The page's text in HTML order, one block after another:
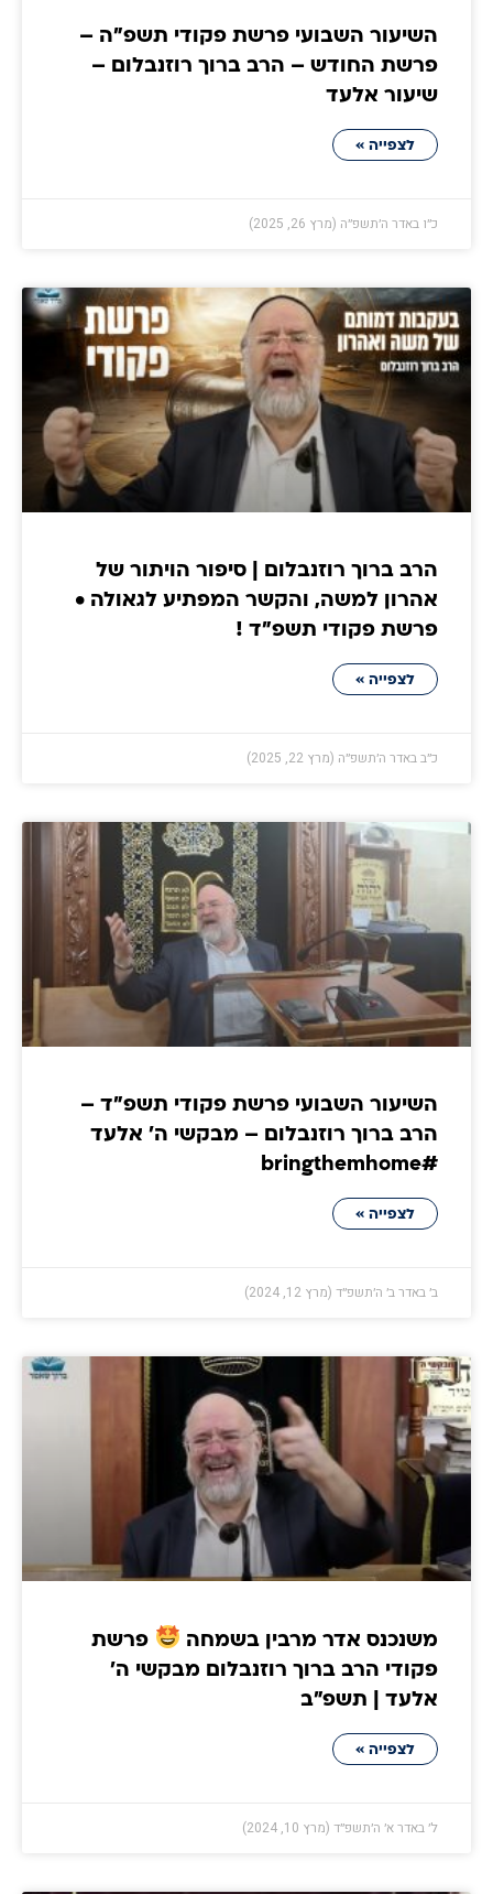
השיעור השבועי פרשת פקודי תשפ"ה –
פרשת החודש – הרב ברוך רוזנבלום –
שיעור אלעד
לצפייה »
כ״ו באדר ה׳תשפ״ה (מרץ 26, 2025)
הרב ברוך רוזנבלום | סיפור הויתור של
אהרון למשה, והקשר המפתיע לגאולה •
פרשת פקודי תשפ״ד !
לצפייה »
כ״ב באדר ה׳תשפ״ה (מרץ 22, 2025)
השיעור השבועי פרשת פקודי תשפ"ד –
הרב ברוך רוזנבלום – מבקשי ה' אלעד
#bringthemhome
לצפייה »
ב׳ באדר ב׳ ה׳תשפ״ד (מרץ 12, 2024)
משנכנס אדר מרבין בשמחה
פרשת
פקודי הרב ברוך רוזנבלום מבקשי ה'
אלעד | תשפ״ב
לצפייה »
ל׳ באדר א׳ ה׳תשפ״ד (מרץ 10, 2024)